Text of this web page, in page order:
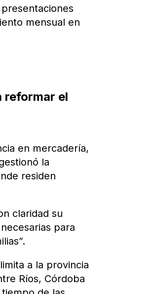
mensual en
reformar el
en mercadería,
la
residen
claridad su
para
a la provincia
Ríos, Córdoba